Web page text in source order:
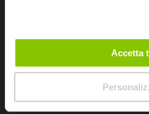
Accetta
Ho letto e accettato il